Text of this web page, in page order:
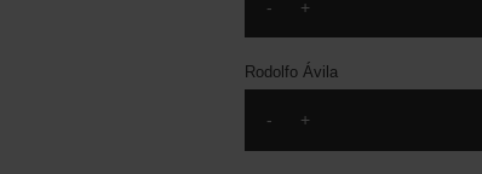
Rodolfo Ávila